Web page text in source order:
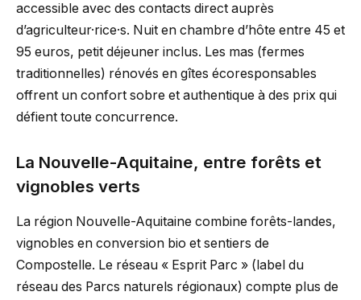
accessible avec des contacts direct auprès
d’agriculteur·rice·s. Nuit en chambre d’hôte entre 45 et
95 euros, petit déjeuner inclus. Les mas (fermes
traditionnelles) rénovés en gîtes écoresponsables
offrent un confort sobre et authentique à des prix qui
défient toute concurrence.
La Nouvelle-Aquitaine, entre forêts et
vignobles verts
La région Nouvelle-Aquitaine combine forêts-landes,
vignobles en conversion bio et sentiers de
Compostelle. Le réseau « Esprit Parc » (label du
réseau des Parcs naturels régionaux) compte plus de